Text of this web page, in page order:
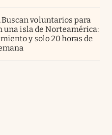
Buscan voluntarios para
una isla de Norteamérica:
y solo 20 horas de